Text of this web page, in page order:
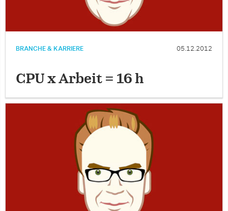
BRANCHE & KARRIERE 05.12.2012
CPU x Arbeit = 16 h